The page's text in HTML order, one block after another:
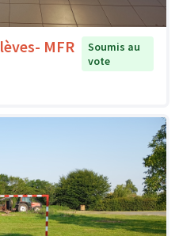
MFR
Soumis au
vote